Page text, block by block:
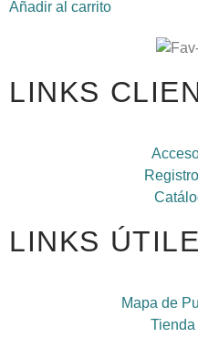
Añadir al carrito
LINKS
LINKS
Mapa de